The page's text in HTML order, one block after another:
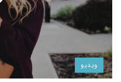
ویدیو